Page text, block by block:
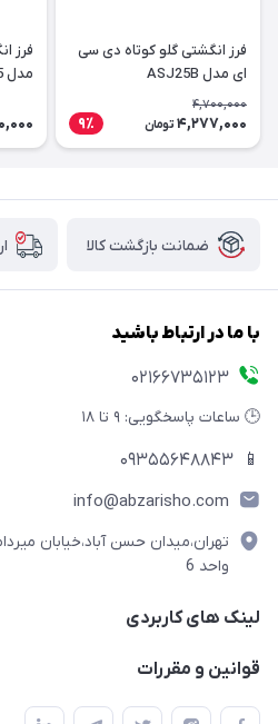
فرز انگشتی گلو کوتاه دی سی
ای مدل ASJ25B
4,700,000
4,277,000 تومان 9٪
فرز
مدل ASJ05-25
ضمانت بازگشت کالا
با ما در ارتباط باشید
02166735123
🕒 ساعات پاسخگویی: ۹ تا ۱۸
📱
09355648843
info@abzarisho.com
واحد 6
لینک های کاربردی
حساب کاربری
قوانین و مقررات
شرایط بازگشت کالا